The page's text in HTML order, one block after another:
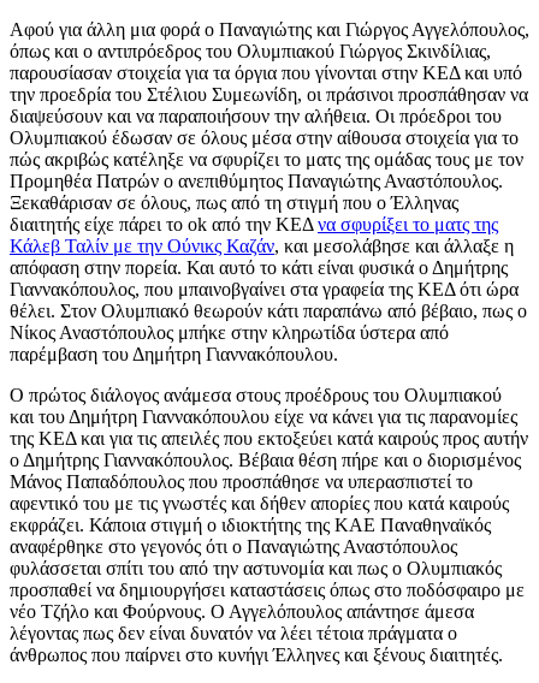
Αφού για άλλη μια φορά ο Παναγιώτης και Γιώργος Αγγελόπουλος,
όπως και ο αντιπρόεδρος του Ολυμπιακού Γιώργος Σκινδίλιας,
παρουσίασαν στοιχεία για τα όργια που γίνονται στην ΚΕΔ και υπό
την προεδρία του Στέλιου Συμεωνίδη, οι πράσινοι προσπάθησαν να
διαψεύσουν και να παραποιήσουν την αλήθεια. Οι πρόεδροι του
Ολυμπιακού έδωσαν σε όλους μέσα στην αίθουσα στοιχεία για το
πώς ακριβώς κατέληξε να σφυρίζει το ματς της ομάδας τους με τον
Προμηθέα Πατρών ο ανεπιθύμητος Παναγιώτης Αναστόπουλος.
Ξεκαθάρισαν σε όλους, πως από τη στιγμή που ο Έλληνας
διαιτητής είχε πάρει το ok από την ΚΕΔνα σφυρίξει το ματς της
Κάλεβ Ταλίν με την Ούνικς Καζάν, και μεσολάβησε και άλλαξε η
απόφαση στην πορεία. Και αυτό το κάτι είναι φυσικά ο Δημήτρης
Γιαννακόπουλος, που μπαινοβγαίνει στα γραφεία της ΚΕΔ ότι ώρα
θέλει. Στον Ολυμπιακό θεωρούν κάτι παραπάνω από βέβαιο, πως ο
Νίκος Αναστόπουλος μπήκε στην κληρωτίδα ύστερα από
παρέμβαση του Δημήτρη Γιαννακόπουλου.
Ο πρώτος διάλογος ανάμεσα στους προέδρους του Ολυμπιακού
και του Δημήτρη Γιαννακόπουλου είχε να κάνει για τις παρανομίες
της ΚΕΔ και για τις απειλές που εκτοξεύει κατά καιρούς προς αυτήν
ο Δημήτρης Γιαννακόπουλος. Βέβαια θέση πήρε και ο διορισμένος
Μάνος Παπαδόπουλος που προσπάθησε να υπερασπιστεί το
αφεντικό του με τις γνωστές και δήθεν απορίες που κατά καιρούς
εκφράζει. Κάποια στιγμή ο ιδιοκτήτης της ΚΑΕ Παναθηναϊκός
αναφέρθηκε στο γεγονός ότι ο Παναγιώτης Αναστόπουλος
φυλάσσεται σπίτι του από την αστυνομία και πως ο Ολυμπιακός
προσπαθεί να δημιουργήσει καταστάσεις όπως στο ποδόσφαιρο με
νέο Τζήλο και Φούρνους. Ο Αγγελόπουλος απάντησε άμεσα
λέγοντας πως δεν είναι δυνατόν να λέει τέτοια πράγματα ο
άνθρωπος που παίρνει στο κυνήγι Έλληνες και ξένους διαιτητές.